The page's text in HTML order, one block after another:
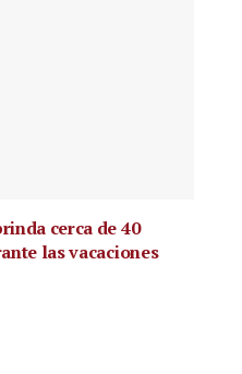
cerca de 40
las vacaciones